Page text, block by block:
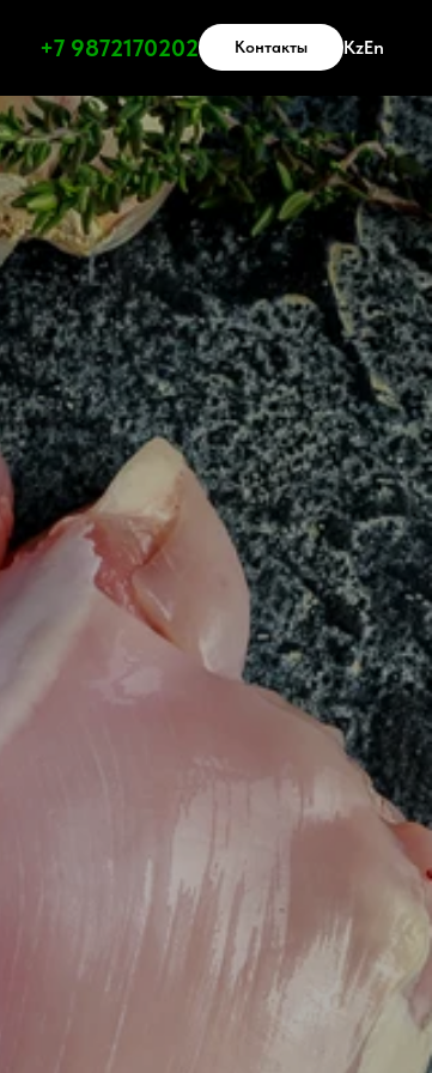
+7 9872170202 Контакты KzEn
Получить прайс-лист